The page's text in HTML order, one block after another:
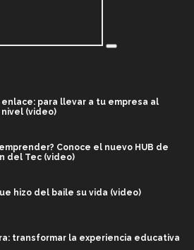
enlace: para llevar a tu empresa al
(video)
Conoce el nuevo HUB de
del Tec (video)
hizo del baile su vida (video)
transformar la experiencia educativa